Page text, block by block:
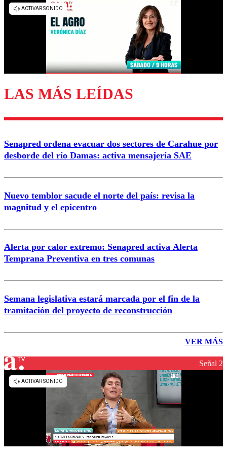
LAS MÁS LEÍDAS
Senapred ordena evacuar dos sectores de Carahue por
desborde del río Damas: activa mensajería SAE
Nuevo temblor sacude el norte del país: revisa la
magnitud y el epicentro
Alerta por calor extremo: Senapred activa Alerta
Temprana Preventiva en tres comunas
Semana legislativa estará marcada por el fin de la
tramitación del proyecto de reconstrucción
VER MÁS
Señal 2